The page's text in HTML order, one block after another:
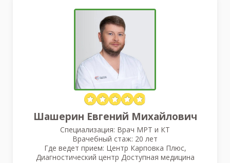
Шашерин Евгений Михайлович
Специализация: Врач МРТ и КТ
Врачебный стаж: 20 лет
Где ведет прием: Центр Карповка Плюс,
Диагностический центр Доступная медицина